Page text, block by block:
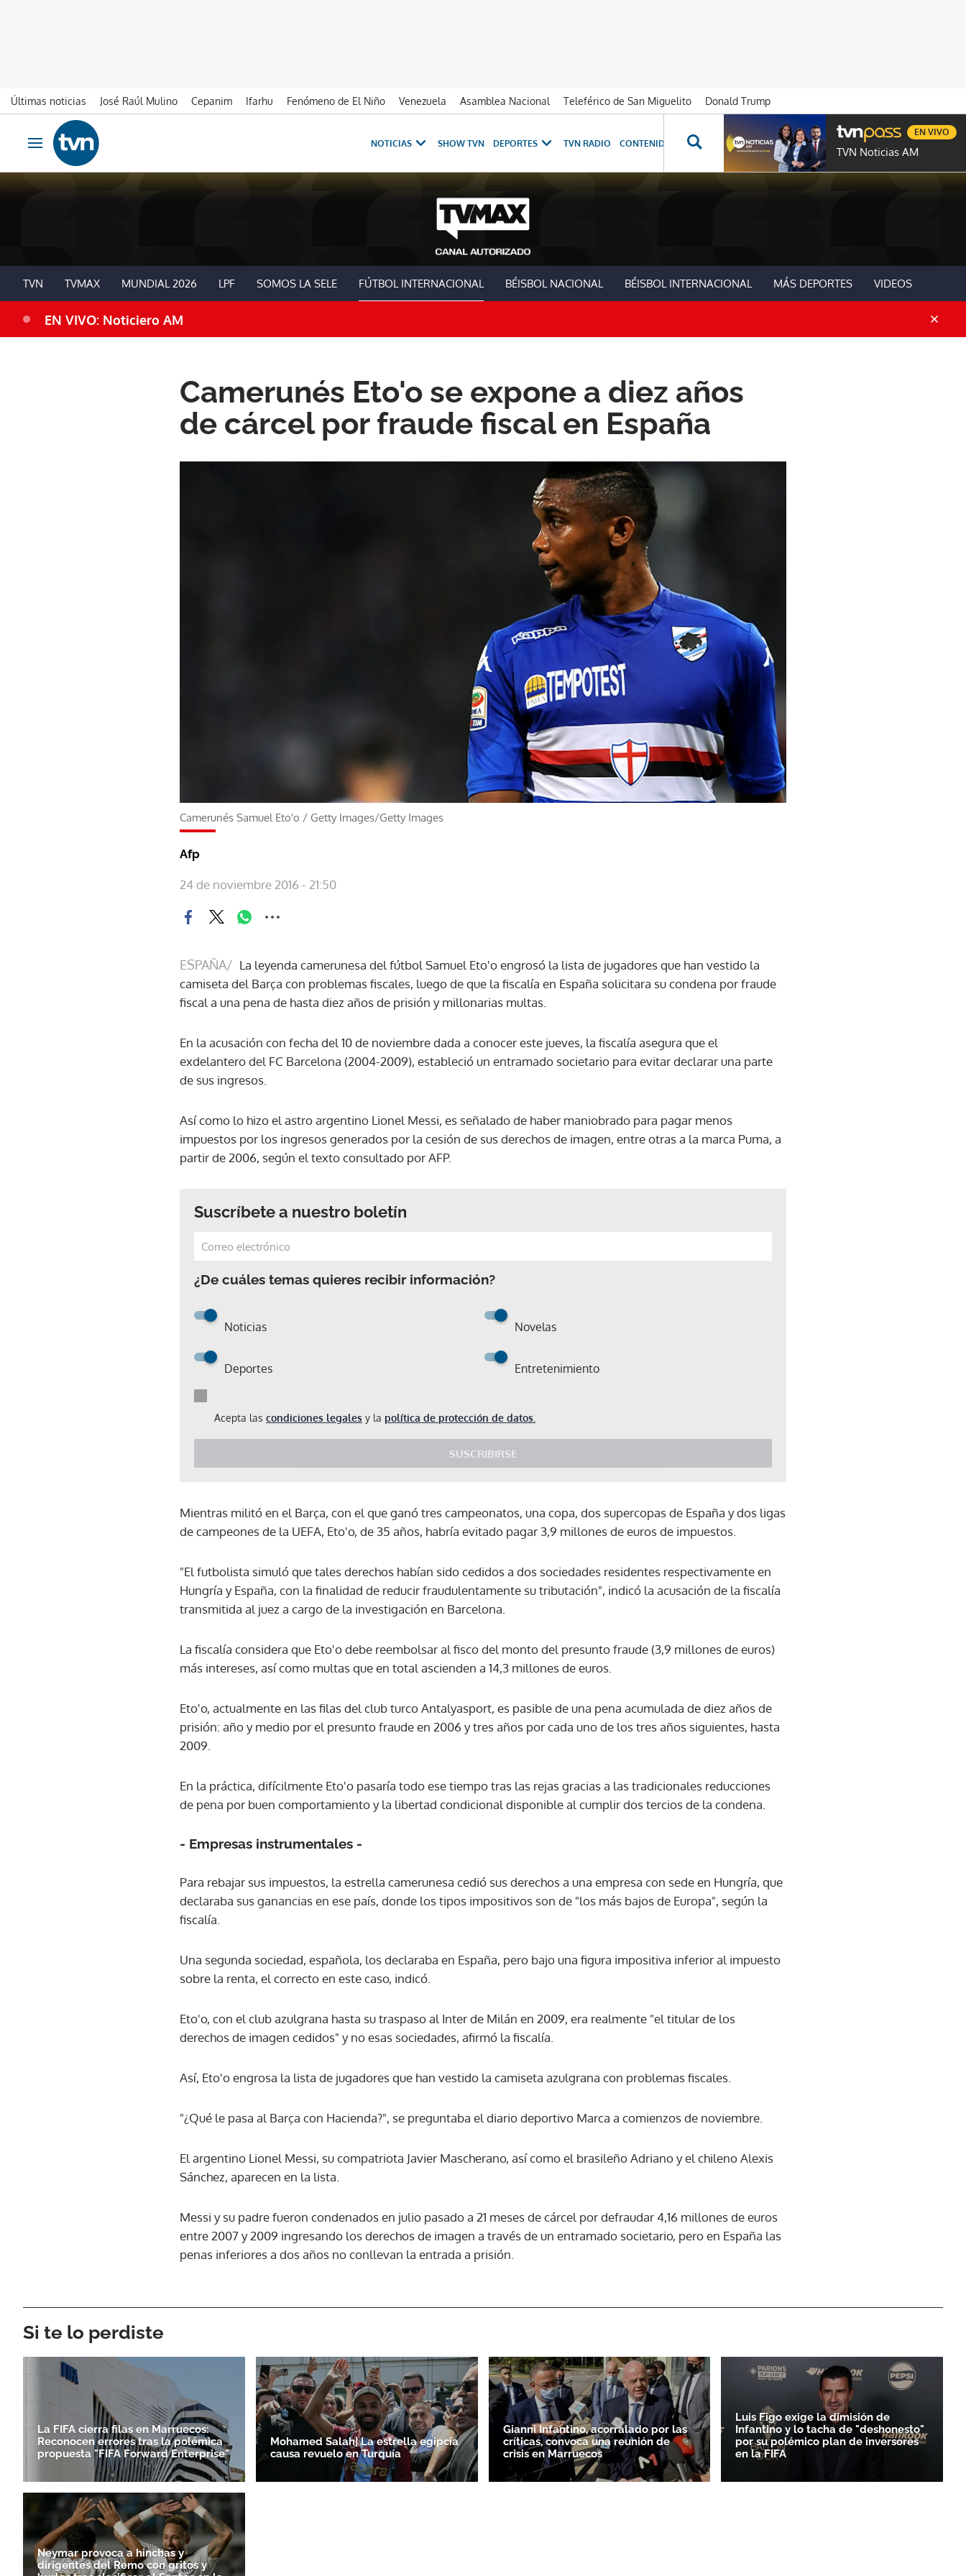
Últimas noticias José Raúl Mulino Cepanim Ifarhu Fenómeno de El Niño Venezuela Asamblea Nacional Teleférico de San Miguelito
Donald Trump
Ir al contenido
Obrir navegació
NOTICIAS SHOW TVN DEPORTES TVN RADIO CONTENIDOS ESPECIALES NOVELAS PROGRAMAS GENTE TVN
TVN Noticias AM
EN VIVO
TVN TVMAX MUNDIAL 2026 LPF SOMOS LA SELE FÚTBOL INTERNACIONAL BÉISBOL NACIONAL BÉISBOL INTERNACIONAL MÁS DEPORTES VIDEOS
EN VIVO: Noticiero AM
Camerunés Eto'o se expone a diez años
de cárcel por fraude fiscal en España
Camerunés Samuel Eto'o / Getty Images/Getty Images
Afp
24 de noviembre 2016 - 21:50
ESPAÑA/ La leyenda camerunesa del fútbol Samuel Eto'o engrosó la lista de jugadores que han vestido la
camiseta del Barça con problemas fiscales, luego de que la fiscalía en España solicitara su condena por fraude
fiscal a una pena de hasta diez años de prisión y millonarias multas.
En la acusación con fecha del 10 de noviembre dada a conocer este jueves, la fiscalía asegura que el
exdelantero del FC Barcelona (2004-2009), estableció un entramado societario para evitar declarar una parte
de sus ingresos.
Así como lo hizo el astro argentino Lionel Messi, es señalado de haber maniobrado para pagar menos
impuestos por los ingresos generados por la cesión de sus derechos de imagen, entre otras a la marca Puma, a
partir de 2006, según el texto consultado por AFP.
Suscríbete a nuestro boletín
¿De cuáles temas quieres recibir información?
Noticias Novelas
Deportes Entretenimiento
Acepta las condiciones legales y la política de protección de datos.
SUSCRIBIRSE
Gracias por suscribirte a nuestro boletín.
ACEPTAR
Mientras militó en el Barça, con el que ganó tres campeonatos, una copa, dos supercopas de España y dos ligas
de campeones de la UEFA, Eto'o, de 35 años, habría evitado pagar 3,9 millones de euros de impuestos.
"El futbolista simuló que tales derechos habían sido cedidos a dos sociedades residentes respectivamente en
Hungría y España, con la finalidad de reducir fraudulentamente su tributación", indicó la acusación de la fiscalía
transmitida al juez a cargo de la investigación en Barcelona.
La fiscalía considera que Eto'o debe reembolsar al fisco del monto del presunto fraude (3,9 millones de euros)
más intereses, así como multas que en total ascienden a 14,3 millones de euros.
Eto'o, actualmente en las filas del club turco Antalyasport, es pasible de una pena acumulada de diez años de
prisión: año y medio por el presunto fraude en 2006 y tres años por cada uno de los tres años siguientes, hasta
2009.
En la práctica, difícilmente Eto'o pasaría todo ese tiempo tras las rejas gracias a las tradicionales reducciones
de pena por buen comportamiento y la libertad condicional disponible al cumplir dos tercios de la condena.
- Empresas instrumentales -
Para rebajar sus impuestos, la estrella camerunesa cedió sus derechos a una empresa con sede en Hungría, que
declaraba sus ganancias en ese país, donde los tipos impositivos son de "los más bajos de Europa", según la
fiscalía.
Una segunda sociedad, española, los declaraba en España, pero bajo una figura impositiva inferior al impuesto
sobre la renta, el correcto en este caso, indicó.
Eto'o, con el club azulgrana hasta su traspaso al Inter de Milán en 2009, era realmente "el titular de los
derechos de imagen cedidos" y no esas sociedades, afirmó la fiscalía.
Así, Eto'o engrosa la lista de jugadores que han vestido la camiseta azulgrana con problemas fiscales.
"¿Qué le pasa al Barça con Hacienda?", se preguntaba el diario deportivo Marca a comienzos de noviembre.
El argentino Lionel Messi, su compatriota Javier Mascherano, así como el brasileño Adriano y el chileno Alexis
Sánchez, aparecen en la lista.
Messi y su padre fueron condenados en julio pasado a 21 meses de cárcel por defraudar 4,16 millones de euros
entre 2007 y 2009 ingresando los derechos de imagen a través de un entramado societario, pero en España las
penas inferiores a dos años no conllevan la entrada a prisión.
Si te lo perdiste
La FIFA cierra filas en Marruecos:
Reconocen errores tras la polémica
propuesta "FIFA Forward Enterprise"
Mohamed Salah| La estrella egipcia
causa revuelo en Turquía
Gianni Infantino, acorralado por las
críticas, convoca una reunión de
crisis en Marruecos
Luis Figo exige la dimisión de
Infantino y lo tacha de "deshonesto"
por su polémico plan de inversores
en la FIFA
Neymar provoca a hinchas y
dirigentes del Remo con gritos y